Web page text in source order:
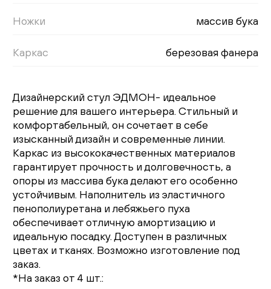
Ножки массив бука
Каркас березовая фанера
Дизайнерский стул ЭДМОН- идеальное
решение для вашего интерьера. Стильный и
комфортабельный, он сочетает в себе
изысканный дизайн и современные линии.
Каркас из высококачественных материалов
гарантирует прочность и долговечность, а
опоры из массива бука делают его особенно
устойчивым. Наполнитель из эластичного
пенополиуретана и лебяжьего пуха
обеспечивает отличную амортизацию и
идеальную посадку. Доступен в различных
цветах и тканях. Возможно изготовление под
заказ.
*На заказ от 4 шт.: